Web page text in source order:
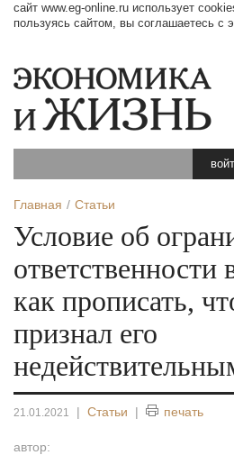
сайт www.eg-online.ru использует
пользуясь сайтом, вы соглашаетесь с
Главная Статьи
Условие об
ответственности
как прописать,
признал его
21.01.2021 | Статьи | печать
автор: